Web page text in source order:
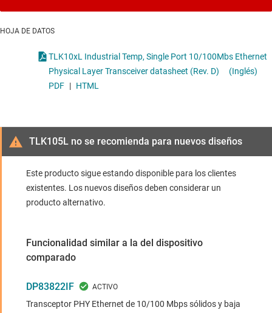
HOJA DE DATOS
TLK10xL Industrial Temp, Single Port 10/100Mbs Ethernet
Physical Layer Transceiver datasheet (Rev. D)
(Inglés)
PDF | HTML
TLK105L no se recomienda para nuevos diseños
Este producto sigue estando disponible para los clientes
existentes. Los nuevos diseños deben considerar un
producto alternativo.
Funcionalidad similar a la del dispositivo
comparado
DP83822IF
Transceptor PHY Ethernet de 10/100 Mbps sólidos y baja